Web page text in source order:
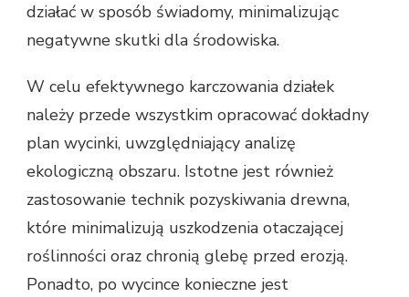
działać w sposób świadomy, minimalizując
negatywne skutki dla środowiska.
W celu efektywnego karczowania działek
należy przede wszystkim opracować dokładny
plan wycinki, uwzględniający analizę
ekologiczną obszaru. Istotne jest również
zastosowanie technik pozyskiwania drewna,
które minimalizują uszkodzenia otaczającej
roślinności oraz chronią glebę przed erozją.
Ponadto, po wycince konieczne jest